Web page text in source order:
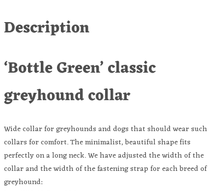
Description
‘Bottle Green’ classic
greyhound collar
Wide collar for greyhounds and dogs that should wear such
collars for comfort. The minimalist, beautiful shape fits
perfectly on a long neck. We have adjusted the width of the
collar and the width of the fastening strap for each breed of
greyhound: